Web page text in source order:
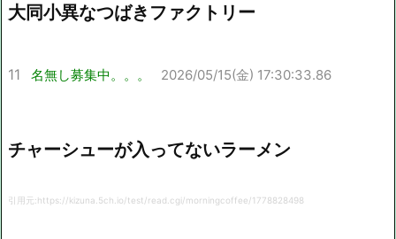
大同小異なつばきファクトリー
11 名無し募集中。。。 2026/05/15(金) 17:30:33.86
チャーシューが入ってないラーメン
引用元:https://kizuna.5ch.io/test/read.cgi/morningcoffee/1778828498